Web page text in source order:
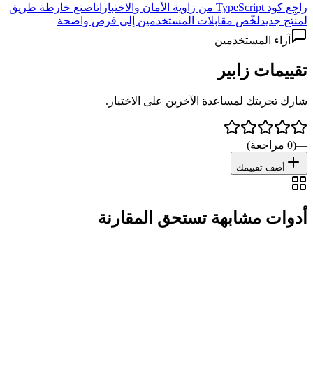
راجِع كود TypeScript من زاوية الأمان والاختبارات
اصنع خارطة طريق
لمنتج جديدلخّص مقابلات المستخدمين إلى فرص واضحة
آراء المستخدمين
تقييمات زابير
شارك تجربتك لمساعدة الآخرين على الاختيار.
—
(
0 مراجعة)
أضف تقييمك
أدوات مشابهة تستحق المقارنة